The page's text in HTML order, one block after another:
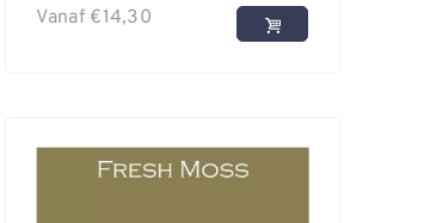
Vanaf €14,30